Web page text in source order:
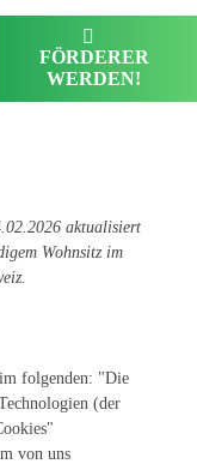
FÖRDERER
WERDEN!
aktualisiert
Wohnsitz im
folgenden: "Die
(der
von uns